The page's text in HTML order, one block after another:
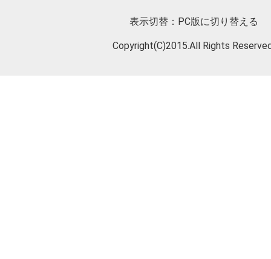
表示切替： PC版に切り替える
Copyright(C)2015.All Rights